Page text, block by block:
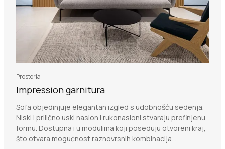
Prostoria
Impression garnitura
Sofa objedinjuje elegantan izgled s udobnošću sedenja.
Niski i prilično uski naslon i rukonasloni stvaraju prefinjenu
formu. Dostupna i u modulima koji poseduju otvoreni kraj,
što otvara mogućnost raznovrsnih kombinacija...